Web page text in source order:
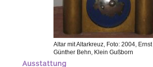
Altar mit Altarkreuz, Foto: 2004, Ernst
Günther Behn, Klein Gußborn
Ausstattung